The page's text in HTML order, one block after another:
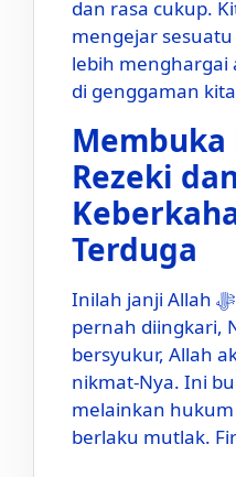
dan rasa cukup.
mengejar
lebih menghargai
di genggaman
Rezeki
Terduga
Inilah janji Allah ﷻ yang tak akan
pernah diingkari,
bersyukur, Allah
nikmat-Nya. Ini
melainkan
berlaku mutlak.